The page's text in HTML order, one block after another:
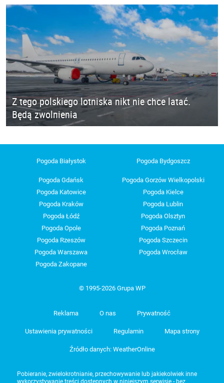
Z tego polskiego lotniska nikt nie chce latać.
Będą zwolnienia
Pogoda Białystok Pogoda Bydgoszcz
Pogoda Gdańsk
Pogoda Gorzów Wielkopolski
Pogoda Katowice
Pogoda Kielce
Pogoda Kraków
Pogoda Lublin
Pogoda Łódź
Pogoda Olsztyn
Pogoda Opole
Pogoda Poznań
Pogoda Rzeszów
Pogoda Szczecin
Pogoda Warszawa
Pogoda Wrocław
Pogoda Zakopane
© 1995-2026 Grupa WP
Reklama O nas Prywatność
Ustawienia prywatności Regulamin Mapa strony
Źródło danych: WeatherOnline
Pobieranie, zwielokrotnianie, przechowywanie lub jakiekolwiek inne
wykorzystywanie treści dostępnych w niniejszym serwisie - bez